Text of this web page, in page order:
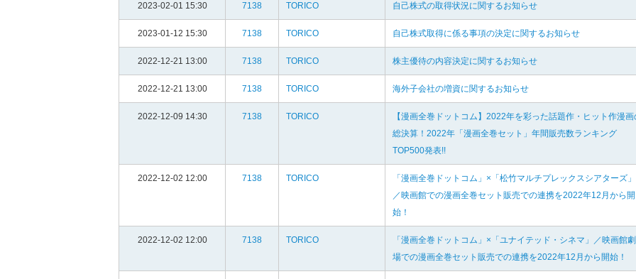
2023-02-01 15:30 7138 TORICO 自己株式の取得状況に関するお知らせ
2023-01-12 15:30 7138 TORICO 自己株式取得に係る事項の決定に関するお知らせ
2022-12-21 13:00 7138 TORICO 株主優待の内容決定に関するお知らせ
2022-12-21 13:00 7138 TORICO 海外子会社の増資に関するお知らせ
2022-12-09 14:30 7138 TORICO
【漫画全巻ドットコム】2022年を彩った話題作・ヒット作漫画
総決算！2022年「漫画全巻セット」年間販売数ランキング
TOP500発表!!
2022-12-02 12:00 7138 TORICO
「漫画全巻ドットコム」×「松竹マルチプレックスシアターズ」
／映画館での漫画全巻セット販売での連携を2022年12月から開
始！
2022-12-02 12:00 7138 TORICO
「漫画全巻ドットコム」×「ユナイテッド・シネマ」／映画館劇
場での漫画全巻セット販売での連携を2022年12月から開始！